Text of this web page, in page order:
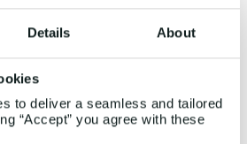
Details About
to deliver a seamless and tailored
“Accept” you agree with these
控状态页面
客户，可以访问监控状态页面，即
。有任何疑问，请联系您对应的
经理为您服务。